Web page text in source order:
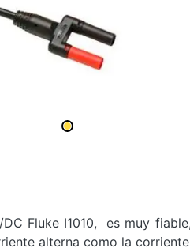
DC Fluke I1010, es muy
alterna como la